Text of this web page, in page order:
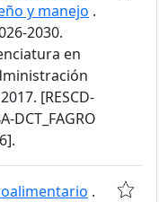
y manejo .
2030.
en
[RESCD-
DCT_FAGRO
.